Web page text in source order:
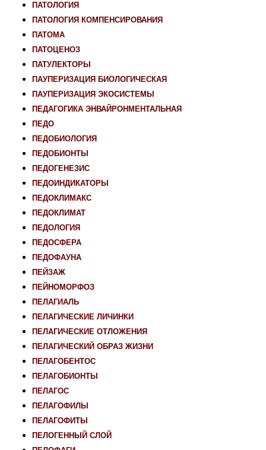
ПАТОЛОГИЯ
ПАТОЛОГИЯ КОМПЕНСИРОВАНИЯ
ПАТОМА
ПАТОЦЕНОЗ
ПАТУЛЕКТОРЫ
ПАУПЕРИЗАЦИЯ БИОЛОГИЧЕСКАЯ
ПАУПЕРИЗАЦИЯ ЭКОСИСТЕМЫ
ПЕДАГОГИКА ЭНВАЙРОНМЕНТАЛЬНАЯ
ПЕДО
ПЕДОБИОЛОГИЯ
ПЕДОБИОНТЫ
ПЕДОГЕНЕЗИС
ПЕДОИНДИКАТОРЫ
ПЕДОКЛИМАКС
ПЕДОКЛИМАТ
ПЕДОЛОГИЯ
ПЕДОСФЕРА
ПЕДОФАУНА
ПЕЙЗАЖ
ПЕЙНОМОРФОЗ
ПЕЛАГИАЛЬ
ПЕЛАГИЧЕСКИЕ ЛИЧИНКИ
ПЕЛАГИЧЕСКИЕ ОТЛОЖЕНИЯ
ПЕЛАГИЧЕСКИЙ ОБРАЗ ЖИЗНИ
ПЕЛАГОБЕНТОС
ПЕЛАГОБИОНТЫ
ПЕЛАГОС
ПЕЛАГОФИЛЫ
ПЕЛАГОФИТЫ
ПЕЛОГЕННЫЙ СЛОЙ